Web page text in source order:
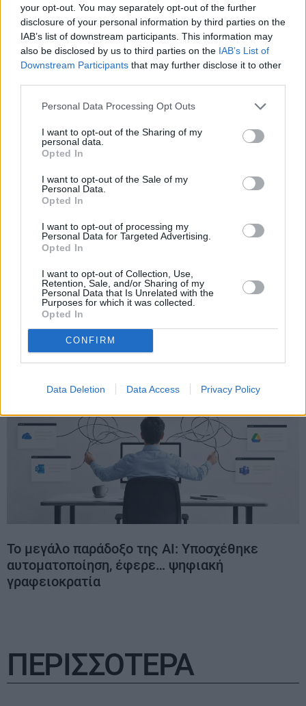
your opt-out. You may separately opt-out of the further
disclosure of your personal information by third parties on the
IAB’s list of downstream participants. This information may
also be disclosed by us to third parties on the IAB’s List of
Downstream Participants that may further disclose it to other
Personal Data Processing Opt Outs
I want to opt-out of the Sharing of my
personal data.
Opted In
I want to opt-out of the Sale of my
Personal Data.
Opted In
I want to opt-out of processing my
Personal Data for Targeted Advertising.
Opted In
I want to opt-out of Collection, Use,
Retention, Sale, and/or Sharing of my
Personal Data that Is Unrelated with the
Purposes for which it was collected.
Opted In
CONFIRM
Data Deletion Data Access Privacy Policy
ΣΕΒ: Η Τεχνητή Νοημοσύνη μπορεί να
«Καμπανάκι» για τις επιχειρήσεις που μένουν
Το μεγάλο παράδοξο της AI: Υποσχέθηκε
αυτοματοποίηση, έφερε… ψηφιακή
γραφειοκρατία
ΠΕΡΙΣΣΟΤΕΡΑ